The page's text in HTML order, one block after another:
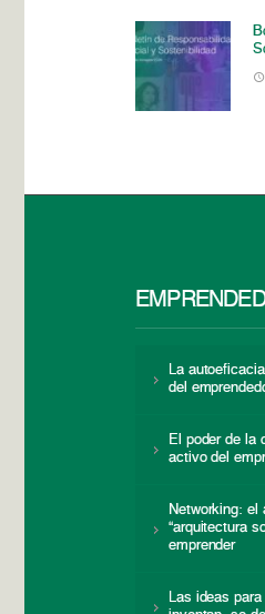
La
del
El poder de la
activo del
Networking: el
“arquitectura
emprender
Las ideas